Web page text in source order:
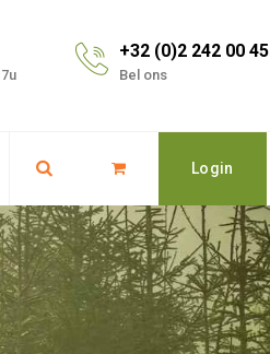
+32 (0)2 242 00 45
Bel ons
Login